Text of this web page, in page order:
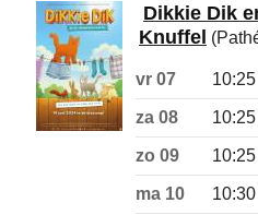
Dikkie Dik
Knuffel
vr 07 10:25
za 08 10:25
zo 09 10:25
ma 10 10:30